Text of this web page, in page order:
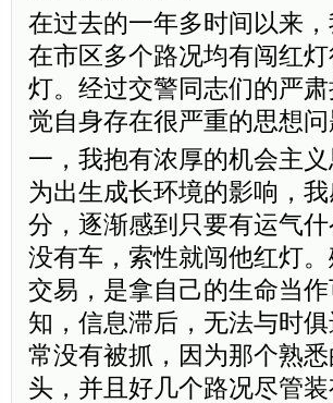
在过去的一年多时间以来
在市区多个路况均有闯红
灯。经过交警同志们的严
觉自身存在很严重的思想问
一，我抱有浓厚的机会主
为出生成长环境的影响，
分，逐渐感到只要有运气
没有车，索性就闯他红灯
交易，是拿自己的生命当
知，信息滞后，无法与时
常没有被抓，因为那个熟
头，并且好几个路况尽管